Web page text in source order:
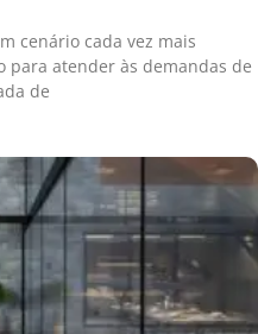
cenário cada vez mais
para atender às demandas de
de